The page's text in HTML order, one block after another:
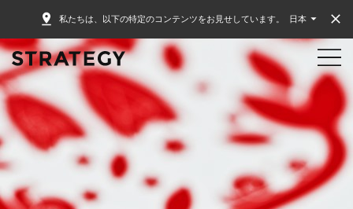
私たちは、以下の特定のコンテンツをお見せしています。 日本